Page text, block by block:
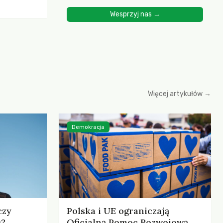
Wesprzyj nas →
Więcej artykułów →
Polska i UE ograniczają
Demokracja